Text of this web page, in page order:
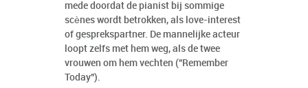
mede doordat de pianist bij sommige
scènes wordt betrokken, als love-interest
of gesprekspartner. De mannelijke acteur
loopt zelfs met hem weg, als de twee
vrouwen om hem vechten ("Remember
Today").